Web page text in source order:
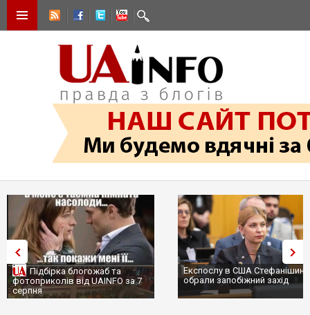
Підбірка блогожаб та
фотоприколів від UAINFO за 7
серпня
Експослу в США
обрали запобіжний захід